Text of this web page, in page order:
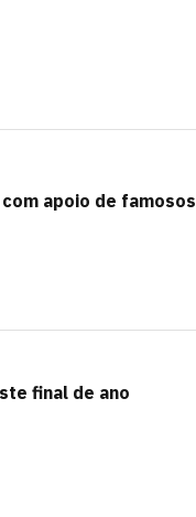
apoio de famosos
final de ano